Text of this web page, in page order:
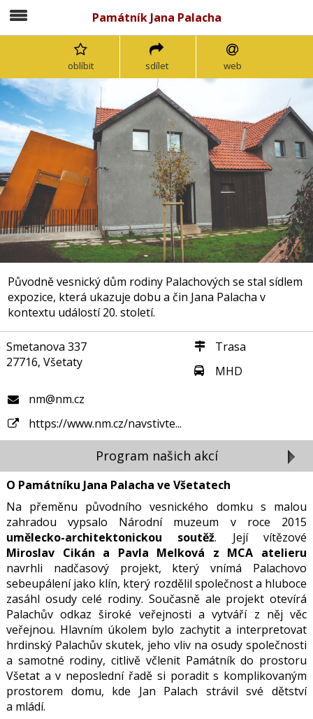
Památník Jana Palacha
oblíbit sdílet web
Původně vesnický dům rodiny Palachových se stal sídlem
expozice, která ukazuje dobu a čin Jana Palacha v
kontextu událostí 20. století.
Smetanova 337
27716, Všetaty
Trasa
MHD
nm@nm.cz
https://www.nm.cz/navstivte...
Program našich akcí
O Památníku Jana Palacha ve Všetatech
Na přeměnu původního vesnického domku s malou
zahradou vypsalo Národní muzeum
v roce 2015
umělecko-architektonickou soutěž. Její vítězové
Miroslav Cikán a Pavla Melková z MCA atelieru
navrhli nadčasový projekt, který vnímá Palachovo
sebeupálení jako klín, který rozdělil společnost a hluboce
zasáhl osudy celé rodiny. Současně ale projekt otevírá
Palachův odkaz široké veřejnosti a vytváří z něj věc
veřejnou. Hlavním úkolem bylo zachytit a interpretovat
hrdinský Palachův skutek, jeho vliv na osudy společnosti
a samotné rodiny, citlivě včlenit Památník do prostoru
Všetat a v neposlední řadě si poradit s komplikovaným
prostorem domu, kde Jan Palach strávil své dětství
a mládí.